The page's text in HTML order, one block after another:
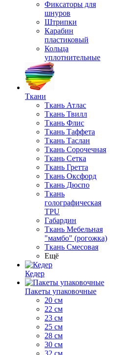
Фиксаторы для
шнуров
Штрипки
Карабин
пластиковый
Кольца
уплотнительные
Ткани
Ткань Атлас
Ткань Твилл
Ткань Флис
Ткань Таффета
Ткань Таслан
Ткань Сорочечная
Ткань Сетка
Ткань Гретта
Ткань Оксфорд
Ткань Дюспо
Ткань
голографическая
TPU
Габардин
Ткань Мебельная
"мамбо" (рогожка)
Ткань Смесовая
Ещё
Кедер
Пакеты упаковочные
20 см
22 см
23 см
25 см
28 см
30 см
32 см